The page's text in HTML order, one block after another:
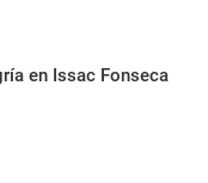
en Issac Fonseca